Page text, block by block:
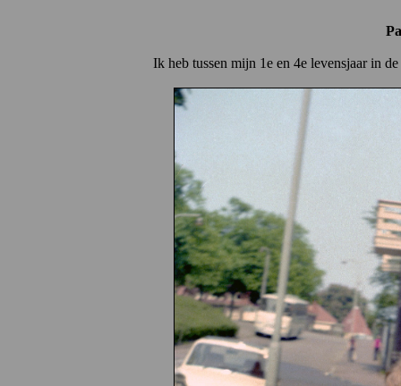
Ik heb tussen mijn 1e en 4e levensjaar in